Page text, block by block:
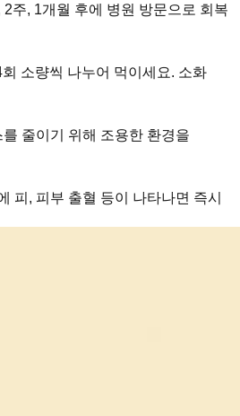
2주, 1개월 후에 병원 방문으로 회복
소량씩 나누어 먹이세요. 소화
를 줄이기 위해 조용한 환경을
피, 피부 출혈 등이 나타나면 즉시